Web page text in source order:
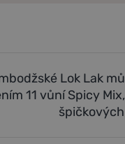
Lok Lak
11 vůní Spicy